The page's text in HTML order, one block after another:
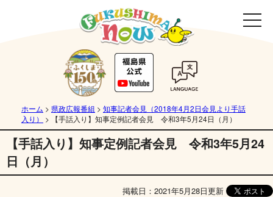
ホーム > 県政広報番組 > 知事記者会見（2018年4月2日会見より手話
入り）
> 【手話入り】知事定例記者会見 令和3年5月24日（月）
【手話入り】知事定例記者会見 令和3年5月24
日（月）
掲載日：2021年5月28日更新